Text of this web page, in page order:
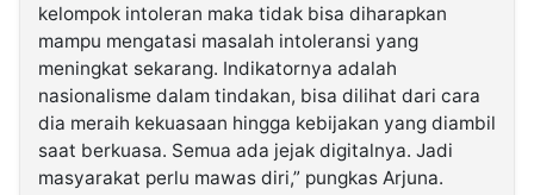
kelompok intoleran maka tidak bisa diharapkan
mampu mengatasi masalah intoleransi yang
meningkat sekarang. Indikatornya adalah
nasionalisme dalam tindakan, bisa dilihat dari cara
dia meraih kekuasaan hingga kebijakan yang diambil
saat berkuasa. Semua ada jejak digitalnya. Jadi
masyarakat perlu mawas diri,” pungkas Arjuna.